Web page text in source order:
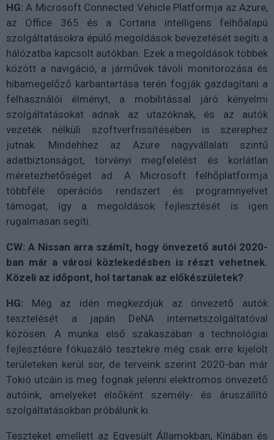
HG: A Microsoft Connected Vehicle Platformja az Azure,
az Office 365 és a Cortana intelligens felhőalapú
szolgáltatásokra épülő megoldások bevezetését segíti a
hálózatba kapcsolt autókban. Ezek a megoldások többek
között a navigáció, a járművek távoli monitorozása és
hibamegelőző karbantartása terén fogják gazdagítani a
felhasználói élményt, a mobilitással járó kényelmi
szolgáltatásokat adnak az utazóknak, és az autók
vezeték nélküli szoftverfrissítésében is szerephez
jutnak. Mindehhez az Azure nagyvállalati szintű
adatbiztonságot, törvényi megfelelést és korlátlan
méretezhetőséget ad. A Microsoft felhőplatformja
többféle operációs rendszert és programnyelvet
támogat, így a megoldások fejlesztését is igen
rugalmasan segíti.
CW: A Nissan arra számít, hogy önvezető autói 2020-
ban már a városi közlekedésben is részt vehetnek.
Közeli az időpont, hol tartanak az előkészületek?
HG: Még az idén megkezdjük az önvezető autók
tesztelését a japán DeNA internetszolgáltatóval
közösen. A munka első szakaszában a technológiai
fejlesztésre fókuszáló tesztekre még csak erre kijelölt
területeken kerül sor, de terveink szerint 2020-ban már
Tokió utcáin is meg fognak jelenni elektromos önvezető
autóink, amelyeket elsőként személy- és áruszállító
szolgáltatásokban próbálunk ki.
Teszteket emellett az Egyesült Államokban, Kínában és